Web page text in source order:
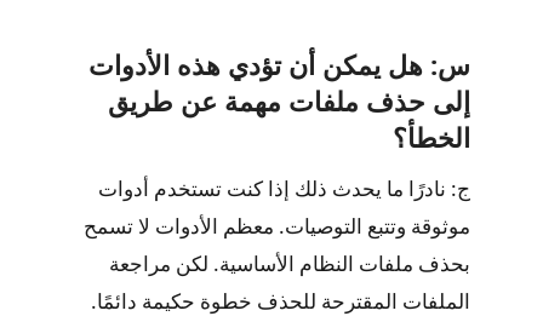
س: هل يمكن أن تؤدي هذه الأدوات
إلى حذف ملفات مهمة عن طريق
الخطأ؟
ج: نادرًا ما يحدث ذلك إذا كنت تستخدم أدوات
موثوقة وتتبع التوصيات. معظم الأدوات لا تسمح
بحذف ملفات النظام الأساسية. لكن مراجعة
الملفات المقترحة للحذف خطوة حكيمة دائمًا.